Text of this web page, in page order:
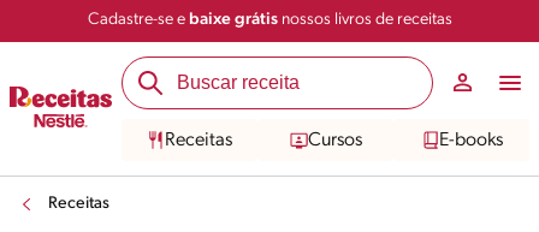
Cadastre-se e baixe grátisnossos livros de receitas
Receitas Cursos E-books
Receitas
Salvar Compartilhar